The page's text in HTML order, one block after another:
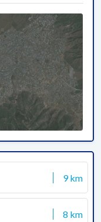
9 km
8 km